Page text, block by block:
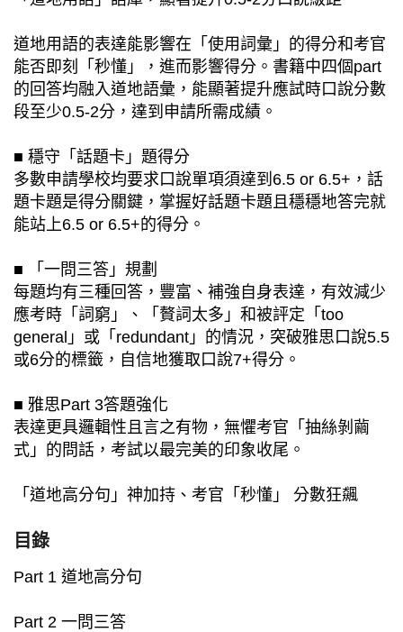
道地用語的表達能影響在「使用詞彙」的得分和考官
能否即刻「秒懂」，進而影響得分。書籍中四個part
的回答均融入道地語彙，能顯著提升應試時口說分數
段至少0.5-2分，達到申請所需成績。
■ 穩守「話題卡」題得分
多數申請學校均要求口說單項須達到6.5 or 6.5+，話
題卡題是得分關鍵，掌握好話題卡題且穩穩地答完就
能站上6.5 or 6.5+的得分。
■ 「一問三答」規劃
每題均有三種回答，豐富、補強自身表達，有效減少
應考時「詞窮」、「贅詞太多」和被評定「too
general」或「redundant」的情況，突破雅思口說5.5
或6分的標籤，自信地獲取口說7+得分。
■ 雅思Part 3答題強化
表達更具邏輯性且言之有物，無懼考官「抽絲剝繭
式」的問話，考試以最完美的印象收尾。
「道地高分句」神加持、考官「秒懂」 分數狂飆
目錄
Part 1 道地高分句
Part 2 一問三答